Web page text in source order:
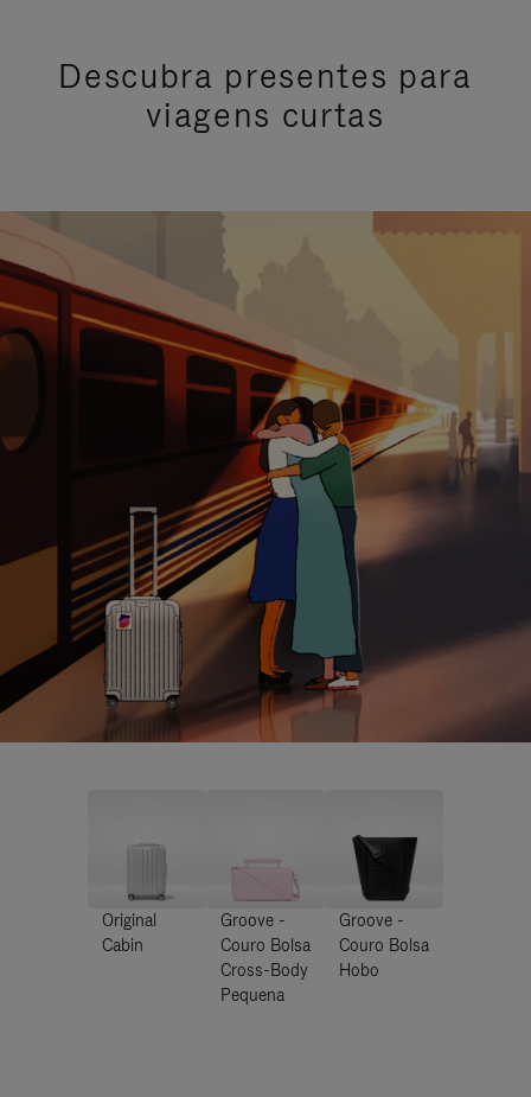
Descubra presentes para
viagens curtas
Original
Cabin
Groove -
Couro Bolsa
Cross-Body
Pequena
Groove -
Couro Bolsa
Hobo